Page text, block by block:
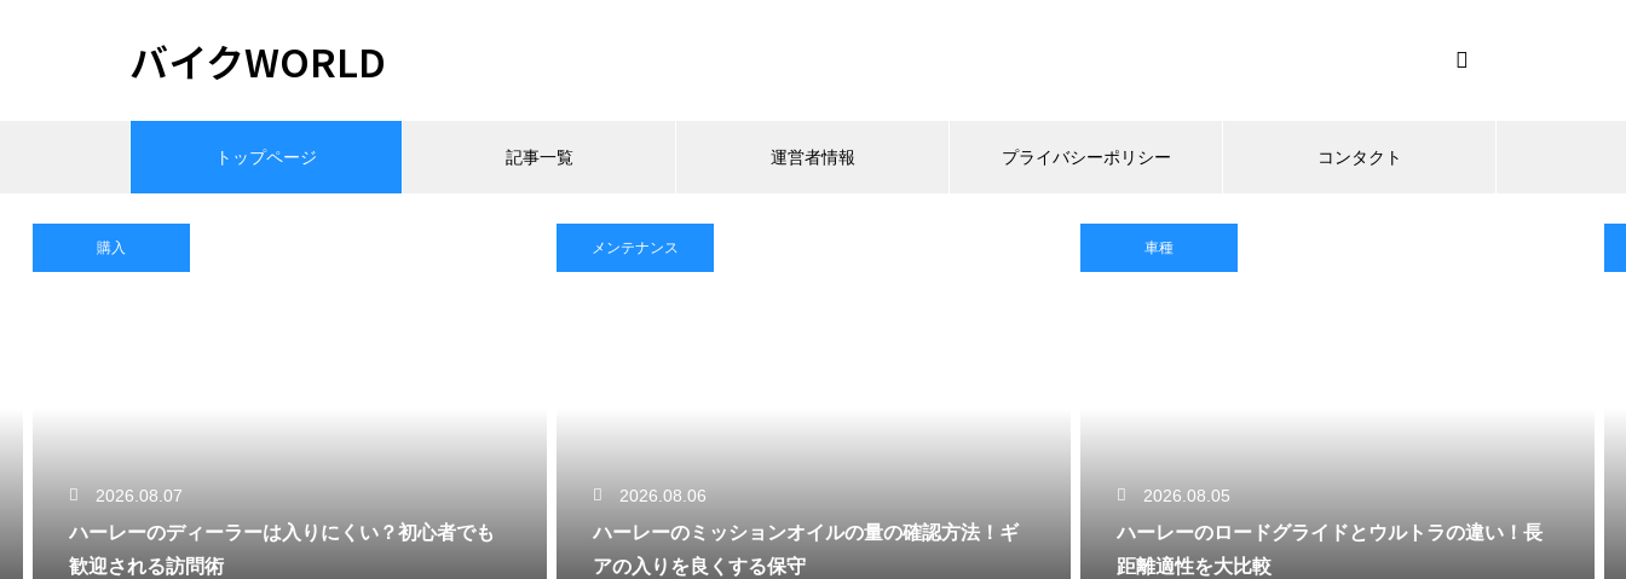
バイクWORLD
トップページ 記事一覧 運営者情報 プライバシーポリシー コンタクト
購入
2026.08.07
ハーレーのディーラーは入りにくい？初心者でも
歓迎される訪問術
メンテナンス
2026.08.06
ハーレーのミッションオイルの量の確認方法！ギ
アの入りを良くする保守
車種
2026.08.05
ハーレーのロードグライドとウルトラの違い！長
距離適性を大比較